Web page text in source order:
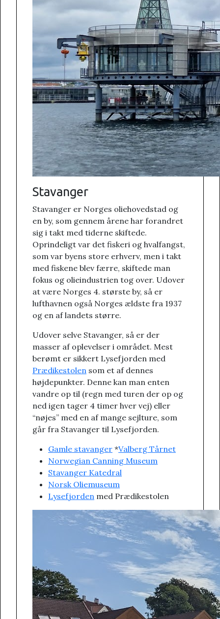
Stavanger
Stavanger er Norges oliehovedstad og
en by, som gennem årene har forandret
sig i takt med tiderne skiftede.
Oprindeligt var det fiskeri og hvalfangst,
som var byens store erhverv, men i takt
med fiskene blev færre, skiftede man
fokus og olieindustrien tog over. Udover
at være Norges 4. største by, så er
lufthavnen også Norges ældste fra 1937
og en af landets større.
Udover selve Stavanger, så er der
masser af oplevelser i området. Mest
berømt er sikkert Lysefjorden med
Prædikestolen som et af dennes
højdepunkter. Denne kan man enten
vandre op til (regn med turen der op og
ned igen tager 4 timer hver vej) eller
“nøjes” med en af mange sejlture, som
går fra Stavanger til Lysefjorden.
Gamle stavanger *Valberg Tårnet
Norwegian Canning Museum
Stavanger Katedral
Norsk Oliemuseum
Lysefjorden med Prædikestolen